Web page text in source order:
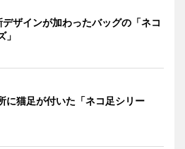
ザインが加わったバッグの「ネコ
」
に猫足が付いた「ネコ足シリー